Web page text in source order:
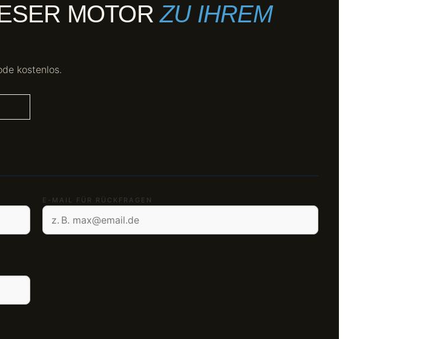
MOTORZU IHREM
kostenlos.
E-MAIL FÜR RÜCKFRAGEN